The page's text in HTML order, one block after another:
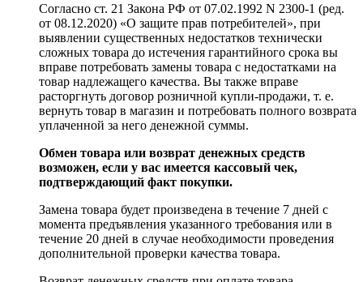
Согласно ст. 21 Закона РФ от 07.02.1992 N 2300-1 (ред.
от 08.12.2020) «О защите прав потребителей», при
выявлении существенных недостатков технически
сложных товара до истечения гарантийного срока вы
вправе потребовать замены товара с недостатками на
товар надлежащего качества. Вы также вправе
расторгнуть договор розничной купли-продажи, т. е.
вернуть товар в магазин и потребовать полного возврата
уплаченной за него денежной суммы.
Обмен товара или возврат денежных средств
возможен, если у вас имеется кассовый чек,
подтверждающий факт покупки.
Замена товара будет произведена в течение 7 дней с
момента предъявления указанного требования или в
течение 20 дней в случае необходимости проведения
дополнительной проверки качества товара.